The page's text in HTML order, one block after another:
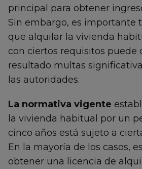
principal para obtener
Sin embargo, es importante
que alquilar la vivienda
con ciertos requisitos puede
resultado multas
las autoridades.
La normativa vigente
la vivienda habitual por un
cinco años está sujeto a
En la mayoría de los casos,
obtener una licencia de